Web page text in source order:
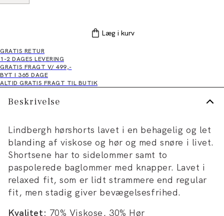
Læg i kurv
GRATIS RETUR
1-2 DAGES LEVERING
GRATIS FRAGT V/ 499,-
BYT I 365 DAGE
ALTID GRATIS FRAGT TIL BUTIK
Beskrivelse
Lindbergh hørshorts lavet i en behagelig og let
blanding af viskose og hør og med snøre i livet.
Shortsene har to sidelommer samt to
paspolerede baglommer med knapper. Lavet i
relaxed fit, som er lidt strammere end regular
fit, men stadig giver bevægelsesfrihed.
Kvalitet: 70% Viskose, 30% Hør